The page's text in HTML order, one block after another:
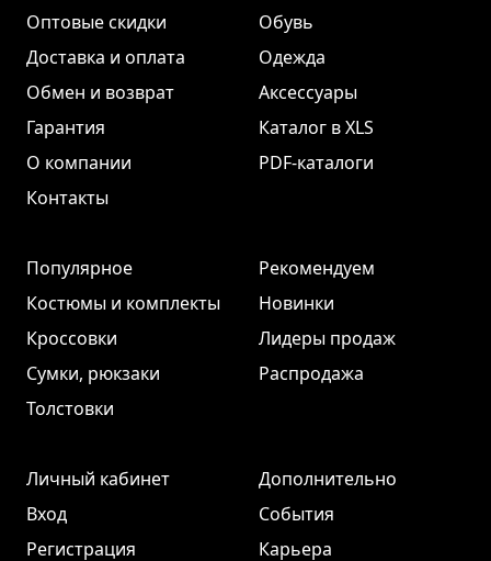
Оптовые скидки
Доставка и оплата
Обмен и возврат
Гарантия
О компании
Контакты
Обувь
Одежда
Аксессуары
Каталог в XLS
PDF-каталоги
Популярное
Костюмы и комплекты
Кроссовки
Сумки, рюкзаки
Толстовки
Рекомендуем
Новинки
Лидеры продаж
Распродажа
Личный кабинет
Вход
Регистрация
Дополнительно
События
Карьера